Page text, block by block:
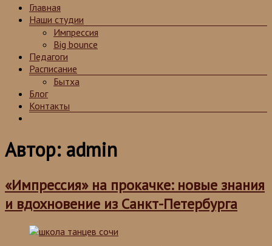
Главная
Наши студии
Импрессия
Big bounce
Педагоги
Расписание
Бытха
Блог
Контакты
Автор: admin
«Импрессия» на прокачке: новые знания
и вдохновение из Санкт-Петербурга